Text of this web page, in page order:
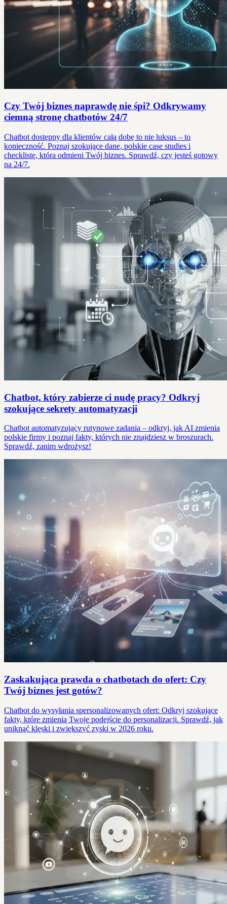
Czy Twój biznes naprawdę nie śpi? Odkrywamy
ciemną stronę chatbotów 24/7
Chatbot dostępny dla klientów całą dobę to nie luksus – to
konieczność. Poznaj szokujące dane, polskie case studies i
checklistę, która odmieni Twój biznes. Sprawdź, czy jesteś gotowy
na 24/7.
Chatbot, który zabierze ci nudę pracy? Odkryj
szokujące sekrety automatyzacji
Chatbot automatyzujący rutynowe zadania – odkryj, jak AI zmienia
polskie firmy i poznaj fakty, których nie znajdziesz w broszurach.
Sprawdź, zanim wdrożysz!
Zaskakująca prawda o chatbotach do ofert: Czy
Twój biznes jest gotów?
Chatbot do wysyłania spersonalizowanych ofert: Odkryj szokujące
fakty, które zmienią Twoje podejście do personalizacji. Sprawdź, jak
uniknąć klęski i zwiększyć zyski w 2026 roku.